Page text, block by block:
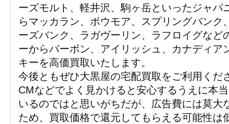
ーズモルト、軽井沢、駒ヶ岳といったジャパ
らマッカラン、ボウモア、スプリングバンク
ーズバンク、ラガヴーリン、ラフロイグなど
ーからバーボン、アイリッシュ、カナディア
キーを高価買取いたします。
今後ともぜひ大黒屋の宅配買取をご利用くだ
CMなどでよく見かけると安心するうえに本
いるのではと思いがちだが、広告費には莫大
ため、買取価格で還元してもらえる可能性は